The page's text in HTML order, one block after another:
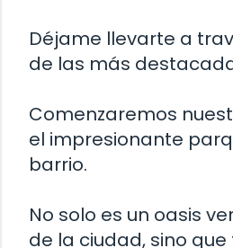
Déjame llevarte a
de las más
Comenzaremos
el impresionante
barrio.
No solo es un oasis
de la ciudad, sino